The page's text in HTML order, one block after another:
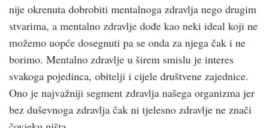
nije okrenuta dobrobiti mentalnoga zdravlja nego drugim
stvarima, a mentalno zdravlje dođe kao neki ideal koji ne
možemo uopće dosegnuti pa se onda za njega čak i ne
borimo. Mentalno zdravlje u širem smislu je interes
svakoga pojedinca, obitelji i cijele društvene zajednice.
Ono je najvažniji segment zdravlja našega organizma jer
bez duševnoga zdravlja čak ni tjelesno zdravlje ne znači